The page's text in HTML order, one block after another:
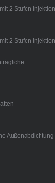
2-Stufen Injektion
2-Stufen Injektion
Außenabdichtung